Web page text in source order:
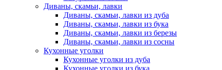
Диваны, скамьи, лавки
Диваны, скамьи, лавки из дуба
Диваны, скамьи, лавки из бука
Диваны, скамьи, лавки из березы
Диваны, скамьи, лавки из сосны
Кухонные уголки
Кухонные уголки из дуба
Кухонные уголки из бука